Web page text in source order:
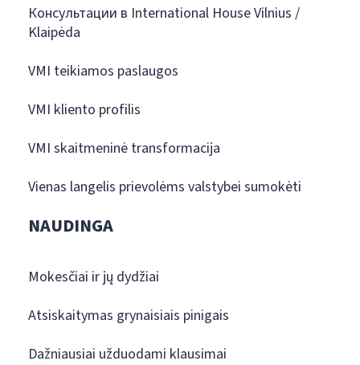
Консультации в International House Vilnius /
Klaipėda
VMI teikiamos paslaugos
VMI kliento profilis
VMI skaitmeninė transformacija
Vienas langelis prievolėms valstybei sumokėti
NAUDINGA
Mokesčiai ir jų dydžiai
Atsiskaitymas grynaisiais pinigais
Dažniausiai užduodami klausimai